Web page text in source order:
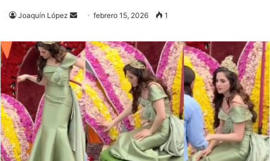
Joaquín López
Send
email
febrero 15, 2026 1